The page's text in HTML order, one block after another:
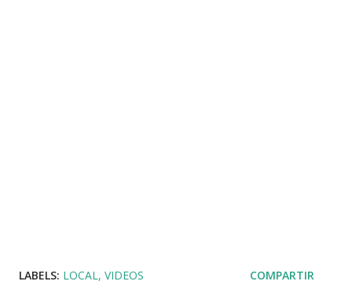
LABELS: LOCAL VIDEOS COMPARTIR